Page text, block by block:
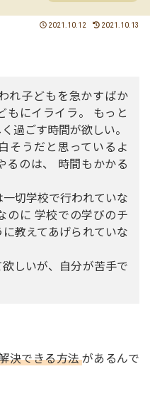
2021.10.12 2021.10.13
れ子どもを急かすばか
もにイライラ。 もっと
過ごす時間が欲しい。
そうだと思っているよ
るのは、 時間もかかる
切学校で行われていな
のに 学校での学びのチ
教えてあげられていな
しいが、自分が苦手で
決できる方法があるんで